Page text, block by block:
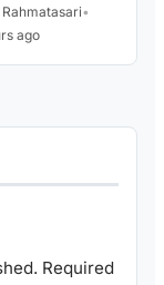
Nafas
•
ago
Required